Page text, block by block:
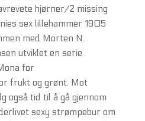
hjørner/2 missing
sex lillehammer 1905
med Morten N.
utviklet en serie
for
frukt og grønt. Mot
også tid til å gå gjennom
sexy strømpebur om